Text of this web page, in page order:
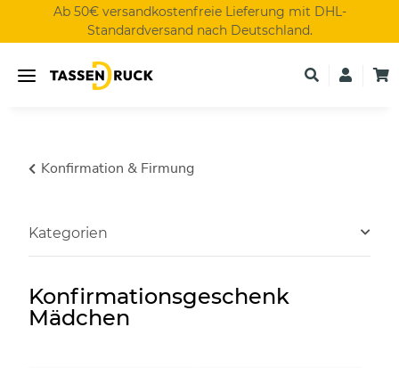
Ab 50€ versandkostenfreie Lieferung mit DHL-
Standardversand nach Deutschland.
Konfirmation & Firmung
Konfirmationsgeschenk
Mädchen
Kategorien